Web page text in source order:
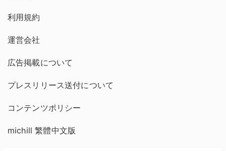
利用規約
運営会社
広告掲載について
プレスリリース送付について
コンテンツポリシー
michill 繁體中文版